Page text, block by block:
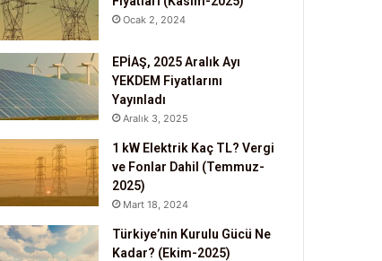
Ocak 2, 2024
EPİAŞ, 2025 Aralık Ayı
YEKDEM Fiyatlarını
Yayınladı
Aralık 3, 2025
1 kW Elektrik Kaç TL? Vergi
ve Fonlar Dahil (Temmuz-
2025)
Mart 18, 2024
Türkiye’nin Kurulu Gücü Ne
Kadar? (Ekim-2025)